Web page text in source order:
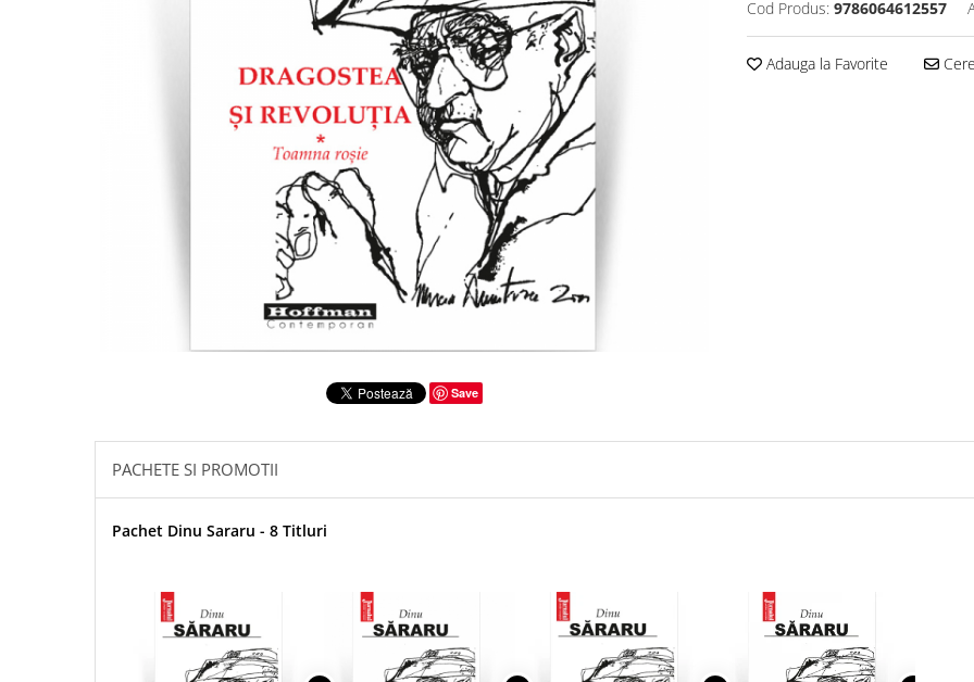
Publicistica / Reportaje / Interviuri
Save
Cod Produs: 9786064612557
Adauga la Favorite
PACHETE SI PROMOTII
Pachet Dinu Sararu - 8 Titluri